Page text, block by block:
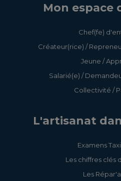
Mon espace
Chef(fe)
Créateur(rice) /
Jeune /
Salarié(e) /
Collectivité /
L'artisanat
Examens
Les chiffres clés
Les